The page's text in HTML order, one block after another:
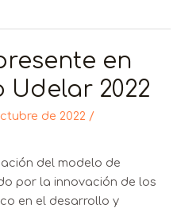
en
2022
de 2022 /
del modelo de
por la innovación de los
en el desarrollo y